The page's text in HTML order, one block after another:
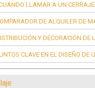
LLAMAR A UN
DE ALQUILER DE
Y DECORACIÓN DE
CLAVE EN EL DISEÑO DE